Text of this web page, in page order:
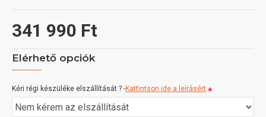
341 990 Ft
Elérhető opciók
Kéri régi készüléke elszállítását ? -Kattintson ide a leírásért